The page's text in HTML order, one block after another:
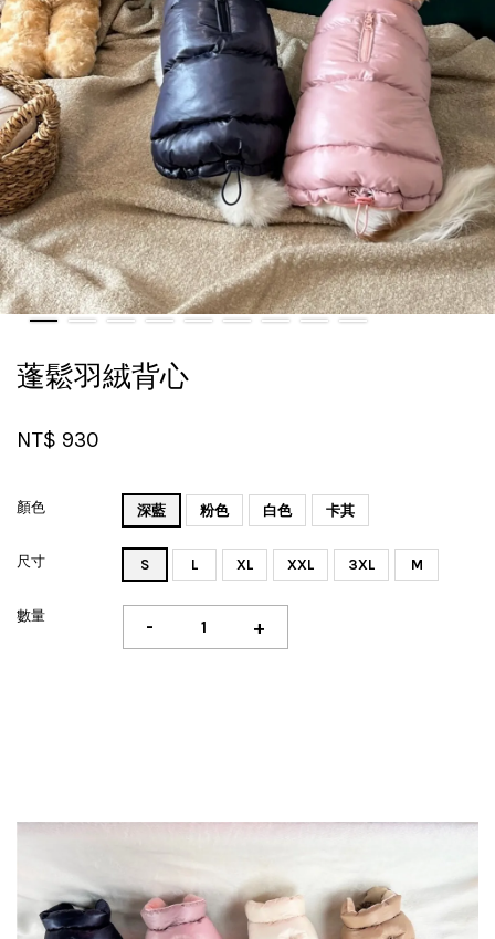
蓬鬆羽絨背心
NT$ 930
顏色 深藍 粉色 白色 卡其
尺寸 S L XL XXL 3XL M
數量 - +